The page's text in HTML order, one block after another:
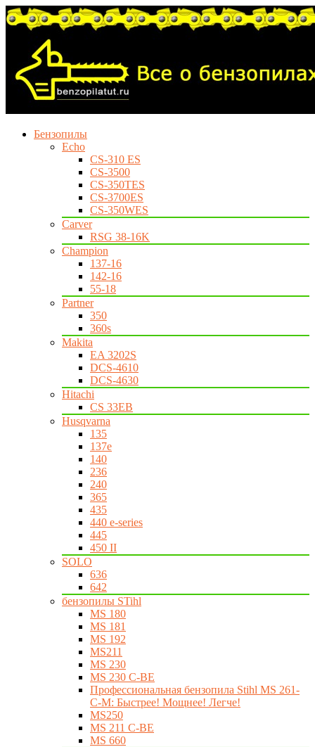
Бензопилы
Echo
CS-310 ES
CS-3500
CS-350TES
CS-3700ES
CS-350WES
Carver
RSG 38-16K
Champion
137-16
142-16
55-18
Partner
350
360s
Makita
EA 3202S
DCS-4610
DCS-4630
Hitachi
CS 33EB
Husqvarna
135
137e
140
236
240
365
435
440 e-series
445
450 II
SOLO
636
642
бензопилы STihl
MS 180
MS 181
MS 192
MS211
MS 230
MS 230 C-BE
Профессиональная бензопила Stihl MS 261-
C-M: Быстрее! Мощнее! Легче!
MS250
MS 211 C-BE
MS 660